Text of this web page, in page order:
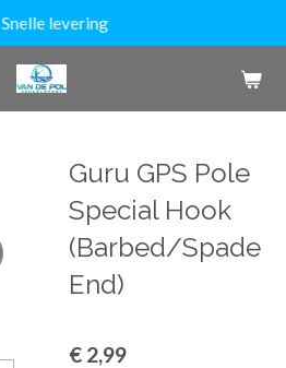
Snelle levering
Guru GPS Pole
Special Hook
(Barbed/Spade
End)
€ 2,99